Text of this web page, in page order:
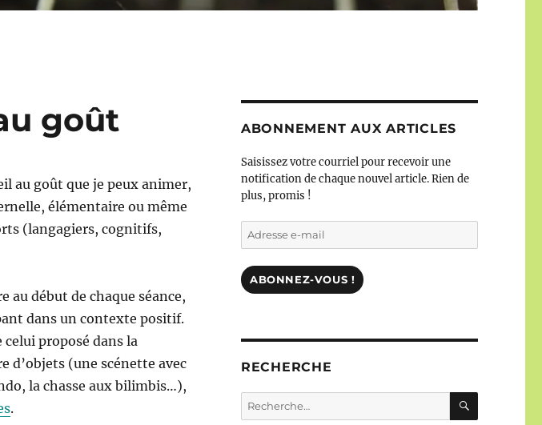
goût
au goût que je peux animer,
élémentaire ou même
(langagiers, cognitifs,
au début de chaque séance,
dans un contexte positif.
proposé dans la
d’objets (une scénette avec
la chasse aux bilimbis…),
.
ABONNEMENT AUX ARTICLES
Saisissez votre courriel pour recevoir une
notification de chaque nouvel article. Rien de
plus, promis !
Adresse
e-
ABONNEZ-VOUS !
RECHERCHE
Recherche
pour :